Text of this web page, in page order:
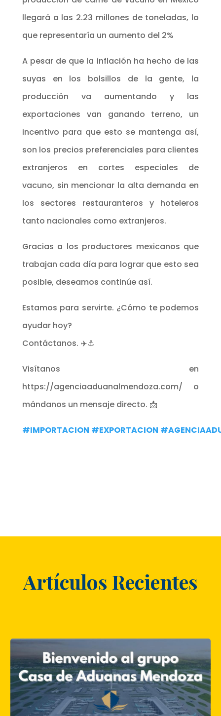
llegará a las 2.23 millones de toneladas, lo
que representaría un aumento del 2%
A pesar de que la inflación ha hecho de las
suyas en los bolsillos de la gente, la
producción va aumentando y las
exportaciones van ganando terreno, un
incentivo para que esto se mantenga así,
son los precios preferenciales para clientes
extranjeros en cortes especiales de
vacuno, sin mencionar la alta demanda en
los sectores restauranteros y hoteleros
tanto nacionales como extranjeros.
Gracias a los productores mexicanos que
trabajan cada día para lograr que esto sea
posible, deseamos continúe así.
Estamos para servirte. ¿Cómo te podemos
ayudar hoy?
Contáctanos. ✈️⚓
Visítanos en
https://agenciaaduanalmendoza.com/ o
mándanos un mensaje directo. 📩
#IMPORTACION #EXPORTACION
Artículos Recientes